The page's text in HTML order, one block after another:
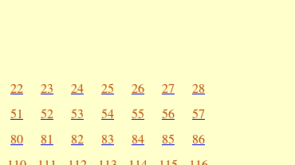
22 23 24 25 26 27
28
51 52 53 54 55 56
57
80 81 82 83 84 85
86